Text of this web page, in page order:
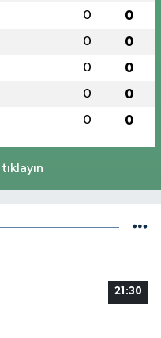
0 0
0 0
0 0
0 0
0 0
21:30